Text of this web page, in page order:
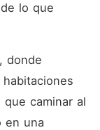
que sentía por los
los traumas
vuelven a
haciéndola
su verdadera
¿Escapará Sophia
de su
lo que
donde
caminar al
en una